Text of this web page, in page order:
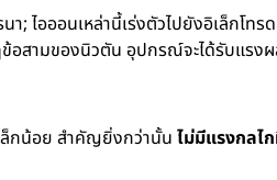
ไอออนเหล่านี้เร่งตัวไปยังอิเล็กโทร
อสามของนิวตัน อุปกรณ์จะได้รับแรง
ล็กน้อย สำคัญยิ่งกว่านั้นไม่มีแรงกลไ